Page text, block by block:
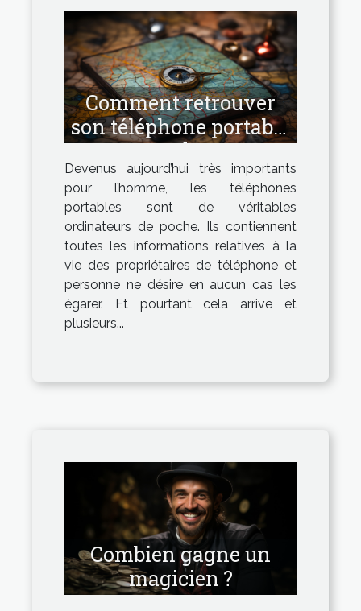
Comment retrouver
son téléphone portable
perdu ?
Devenus aujourd’hui très importants
pour l’homme, les téléphones
portables sont de véritables
ordinateurs de poche. Ils contiennent
toutes les informations relatives à la
vie des propriétaires de téléphone et
personne ne désire en aucun cas les
égarer. Et pourtant cela arrive et
plusieurs...
Combien gagne un
magicien ?